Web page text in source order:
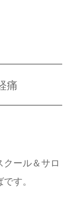
痛
ール＆サロ
す。